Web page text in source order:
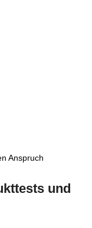
Anspruch
und